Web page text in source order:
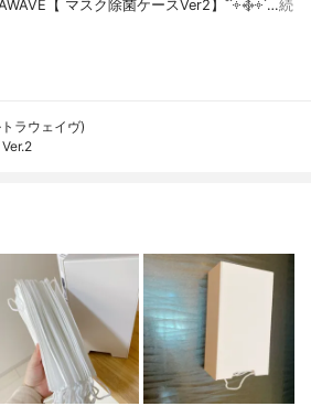
【 マスク除菌ケースVer2】˚˙༓࿇༓˙…続
ラウェイヴ)